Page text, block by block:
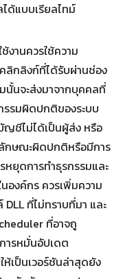
ได้แบบเรียลไทม์
งานควรใช้ความ
ลิกลิงก์ที่ได้รับผ่านช่อง
นั้นจะส่งมาจากบุคคลที่
รมผิดปกติของระบบ
ญชีไม่ได้เป็นผู้ส่ง หรือ
ลักษณะผิดปกติหรือมีการ
หยุดการทำธุรกรรมและ
องค์กร ควรเพิ่มความ
DLL ที่ไม่ทราบที่มา และ
ที่อาจถู
ารหมั่นอัปเดต
เป็นเวอร์ชันล่าสุดยัง